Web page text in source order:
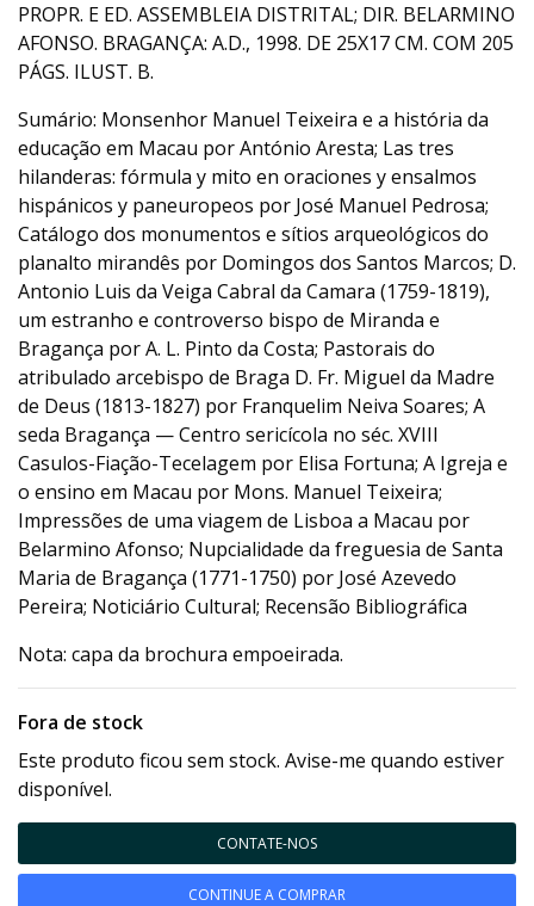
PROPR. E ED. ASSEMBLEIA DISTRITAL; DIR. BELARMINO
AFONSO. BRAGANÇA: A.D., 1998. DE 25X17 CM. COM 205
PÁGS. ILUST. B.
Sumário: Monsenhor Manuel Teixeira e a história da
educação em Macau por António Aresta; Las tres
hilanderas: fórmula y mito en oraciones y ensalmos
hispánicos y paneuropeos por José Manuel Pedrosa;
Catálogo dos monumentos e sítios arqueológicos do
planalto mirandês por Domingos dos Santos Marcos; D.
Antonio Luis da Veiga Cabral da Camara (1759-1819),
um estranho e controverso bispo de Miranda e
Bragança por A. L. Pinto da Costa; Pastorais do
atribulado arcebispo de Braga D. Fr. Miguel da Madre
de Deus (1813-1827) por Franquelim Neiva Soares; A
seda Bragança — Centro sericícola no séc. XVIII
Casulos-Fiação-Tecelagem por Elisa Fortuna; A Igreja e
o ensino em Macau por Mons. Manuel Teixeira;
Impressões de uma viagem de Lisboa a Macau por
Belarmino Afonso; Nupcialidade da freguesia de Santa
Maria de Bragança (1771-1750) por José Azevedo
Pereira; Noticiário Cultural; Recensão Bibliográfica
Nota: capa da brochura empoeirada.
Fora de stock
Este produto ficou sem stock. Avise-me quando estiver
disponível.
CONTATE-NOS
CONTINUE A COMPRAR